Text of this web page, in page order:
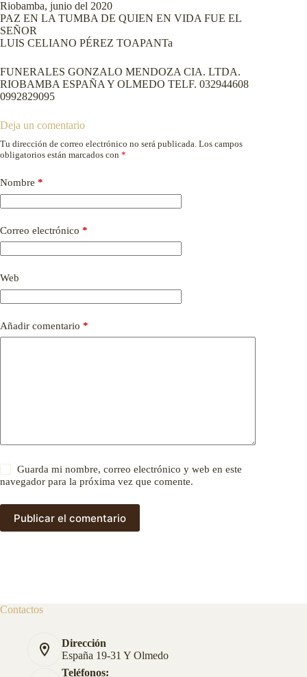
Riobamba, junio del 2020
PAZ EN LA TUMBA DE QUIEN EN VIDA FUE EL
SEÑOR
LUIS CELIANO PÉREZ TOAPANTa
FUNERALES GONZALO MENDOZA CIA. LTDA.
RIOBAMBA ESPAÑA Y OLMEDO TELF. 032944608
0992829095
Deja un comentario
Tu dirección de correo electrónico no será publicada. Los campos
obligatorios están marcados con *
Nombre *
Correo electrónico *
Web
Añadir comentario *
Guarda mi nombre, correo electrónico y web en este
navegador para la próxima vez que comente.
Publicar el comentario
Contactos
Dirección
España 19-31 Y Olmedo
Teléfonos: